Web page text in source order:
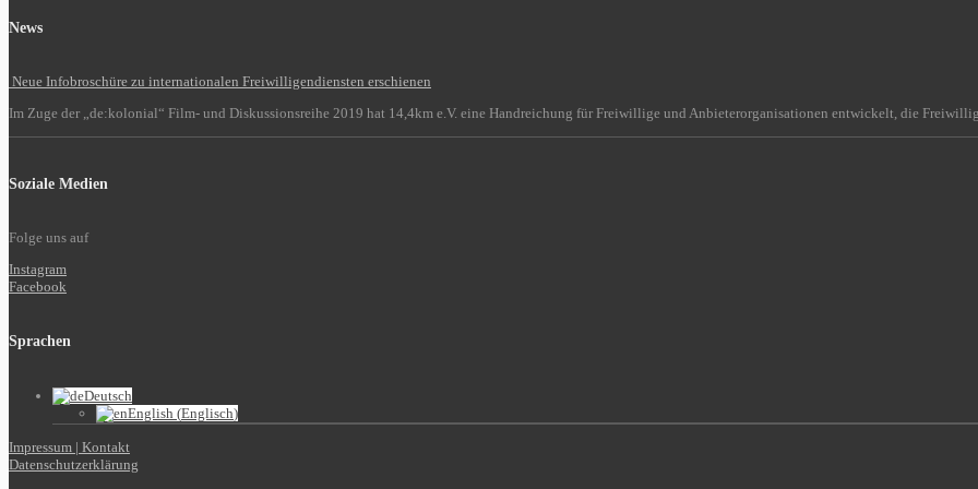
News
Neue Infobroschüre zu internationalen Freiwilligendiensten erschienen
Im Zuge der „de:kolonial“ Film- und Diskussionsreihe 2019 hat 14,4km e.V. eine Handreichung für Freiwillige und Anbieterorganisationen entwickelt, die
Soziale Medien
Folge uns auf
Instagram
Facebook
Sprachen
Deutsch
English (Englisch)
Impressum | Kontakt
Datenschutzerklärung